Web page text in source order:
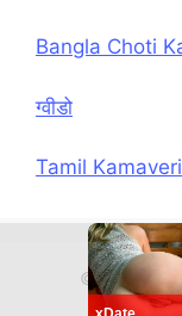
Bangla Choti
ग्वीडो
Tamil Kamaveri
© 2026